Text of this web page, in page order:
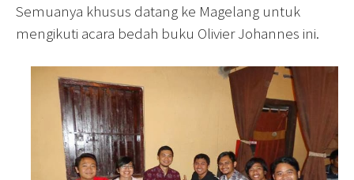
Semuanya khusus datang ke Magelang untuk
mengikuti acara bedah buku Olivier Johannes ini.